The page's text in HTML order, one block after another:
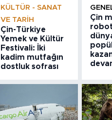
KÜLTÜR - SANAT
VE TARIH
Çin-Türkiye
Yemek ve Kültür
Festivali: İki
kadim mutfağın
dostluk sofrası
Çin